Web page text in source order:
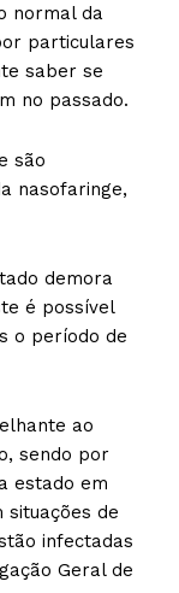
normal da
particulares
saber se
no passado.
são
nasofaringe,
demora
é possível
o período de
ao
sendo por
estado em
situações de
infectadas
Geral de